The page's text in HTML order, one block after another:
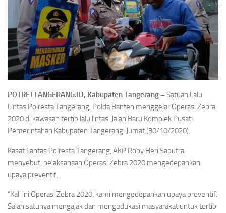
POTRETTANGERANG.ID, Kabupaten Tangerang –Satuan Lalu
Lintas Polresta Tangerang, Polda Banten menggelar Operasi Zebra
2020 di kawasan tertib lalu lintas, Jalan Baru Komplek Pusat
Pemerintahan Kabupaten Tangerang, Jumat (30/10/2020).
Kasat Lantas Polresta Tangerang, AKP Roby Heri Saputra
menyebut, pelaksanaan Operasi Zebra 2020 mengedepankan
upaya preventif.
“Kali ini Operasi Zebra 2020, kami mengedepankan upaya preventif.
Salah satunya mengajak dan mengedukasi masyarakat untuk tertib